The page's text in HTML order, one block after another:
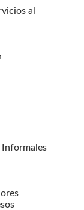
al
Informales